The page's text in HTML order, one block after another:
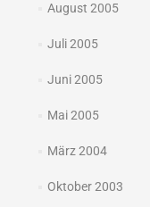
August 2005
Juli 2005
Juni 2005
Mai 2005
März 2004
Oktober 2003